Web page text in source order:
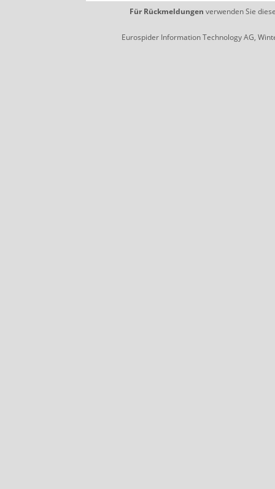
Für Rückmeldungen verwenden Sie
Eurospider Information Technology AG,